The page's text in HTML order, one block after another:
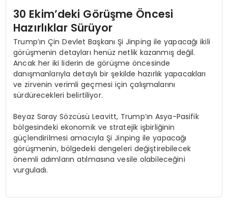
30 Ekim’deki Görüşme Öncesi
Hazırlıklar Sürüyor
Trump’ın Çin Devlet Başkanı Şi Jinping ile yapacağı ikili
görüşmenin detayları henüz netlik kazanmış değil.
Ancak her iki liderin de görüşme öncesinde
danışmanlarıyla detaylı bir şekilde hazırlık yapacakları
ve zirvenin verimli geçmesi için çalışmalarını
sürdürecekleri belirtiliyor.
Beyaz Saray Sözcüsü Leavitt, Trump’ın Asya-Pasifik
bölgesindeki ekonomik ve stratejik işbirliğinin
güçlendirilmesi amacıyla Şi Jinping ile yapacağı
görüşmenin, bölgedeki dengeleri değiştirebilecek
önemli adımların atılmasına vesile olabileceğini
vurguladı.